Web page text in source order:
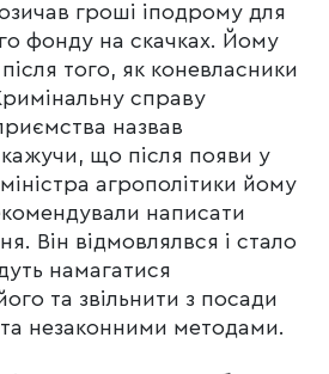
гроші іподрому для
фонду на скачках. Йому
того, як коневласники
справу
назвав
що після появи у
агрополітики йому
написати
Він відмовлялвся і стало
намагатися
та звільнити з посади
незаконними методами.